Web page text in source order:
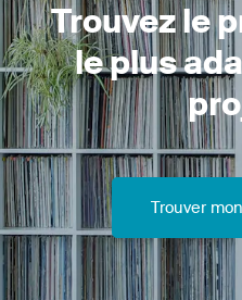
Trouvez le
le plus
Trouver